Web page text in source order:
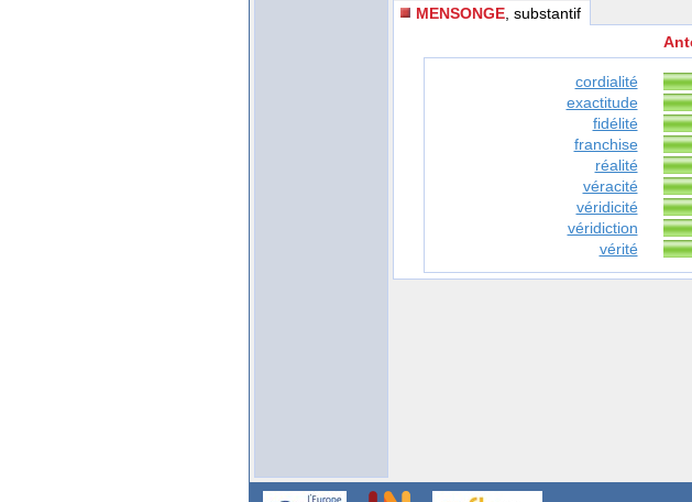
MENSONGE , substantif
cordialité
exactitude
fidélité
franchise
réalité
véracité
véridicité
véridiction
vérité